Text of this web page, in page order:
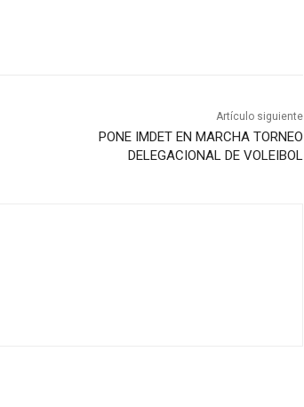
Artículo siguiente
PONE IMDET EN MARCHA TORNEO
DELEGACIONAL DE VOLEIBOL